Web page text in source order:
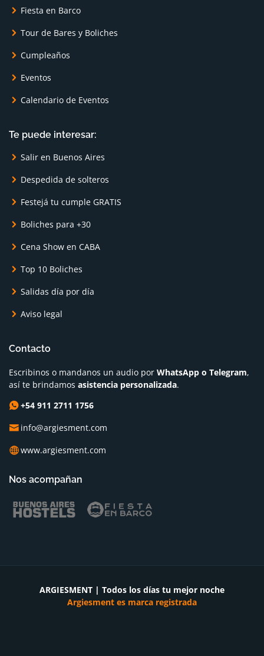
Fiesta en Barco
Tour de Bares y Boliches
Cumpleaños
Eventos
Calendario de Eventos
Te puede interesar:
Salir en Buenos Aires
Despedida de solteros
Festejá tu cumple GRATIS
Boliches para +30
Cena Show en CABA
Top 10 Boliches
Salidas día por día
Aviso legal
Contacto
Escribinos o mandanos un audio por WhatsApp o Telegram,
así te brindamos asistencia personalizada.
+54 911 2711 1756
info@argiesment.com
www.argiesment.com
Nos acompañan
ARGIESMENT | Todos los días tu mejor noche
Argiesment es marca registrada